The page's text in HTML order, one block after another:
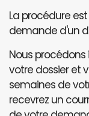
La procédure
demande d'un
Nous
votre dossier et
semaines de
recevrez un